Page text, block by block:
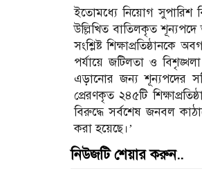
ইতোমধ্যে নিয়োগ সুপারিশ
উল্লিখিত বাতিলকৃত শূন্যপদে
সংশ্লিষ্ট
পর্যায়ে জটিলতা ও
এড়ানোর জন্য শূন্যপদের
প্রেরণকৃত ২৪৫টি
বিরুদ্ধে সর্বশেষ জনবল
করা হয়েছে।’
নিউজটি শেয়ার করুন..